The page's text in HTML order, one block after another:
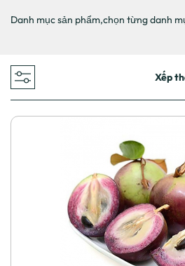
Danh mục sản phẩm,chọn từng danh
Xếp